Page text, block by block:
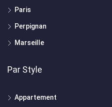
Paris
Perpignan
Marseille
Par Style
Appartement